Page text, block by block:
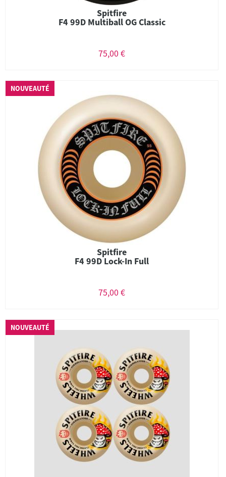
Spitfire
F4 99D Multiball OG Classic
75,00 €
NOUVEAUTÉ
Spitfire
F4 99D Lock-In Full
75,00 €
NOUVEAUTÉ